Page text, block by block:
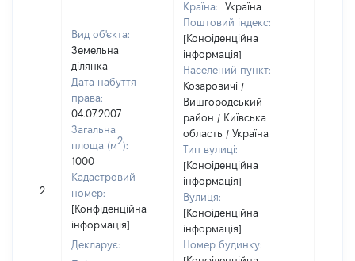
2
Вид об'єкта:
Земельна
ділянка
Дата набуття
права:
04.07.2007
Загальна
площа (м2):
1000
Кадастровий
номер:
[Конфіденційна
інформація]
Декларує:
Країна:
Україна
Поштовий індекс:
[Конфіденційна
інформація]
Населений пункт:
Козаровичі /
Вишгородський
район / Київська
область / Україна
Тип вулиці:
[Конфіденційна
інформація]
Вулиця:
[Конфіденційна
інформація]
Номер будинку: